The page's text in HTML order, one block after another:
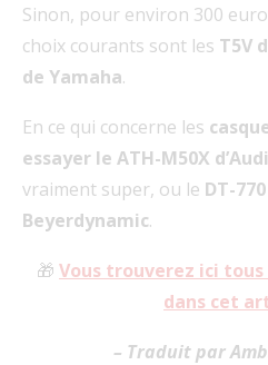
Sinon, pour environ 300
choix courants sont les T5V
de Yamaha.
En ce qui concerne les
essayer le ATH-M50X
vraiment super, ou le DT-
Beyerdynamic.
🎁 Vous trouverez ici
dans cet
– Traduit par